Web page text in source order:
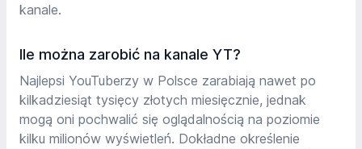
kanale.
Ile można zarobić na kanale YT?
Najlepsi YouTuberzy w Polsce zarabiają nawet po
kilkadziesiąt tysięcy złotych miesięcznie, jednak
mogą oni pochwalić się oglądalnością na poziomie
kilku milionów wyświetleń. Dokładne określenie